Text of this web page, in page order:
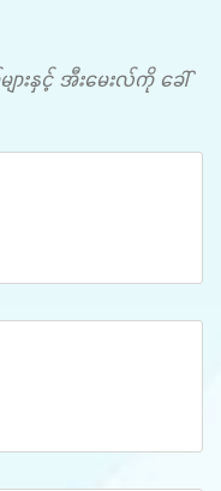
ားနှင့် အီးမေးလ်ကို ခေါ်